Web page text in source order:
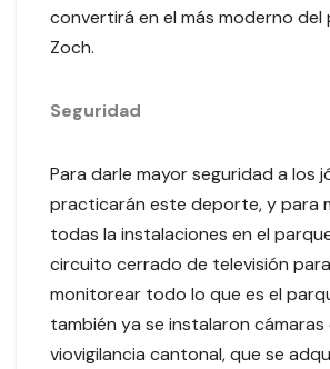
convertirá en el más moderno del
Zoch.
Seguridad
Para darle mayor seguridad a los
practicarán este deporte, y para
todas la instalaciones en el
circuito cerrado de televisión
monitorear todo lo que es el
también ya se instalaron cámaras
viovigilancia cantonal, que se